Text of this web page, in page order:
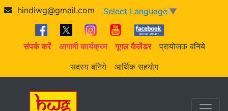
hindiwg@gmail.com Select Language ▼
संपर्क करें आगामी कार्यक्रम गूगल कैलेंडर
प्रायोजक बनिये
सदस्य बनिये
आर्थिक सहयोग